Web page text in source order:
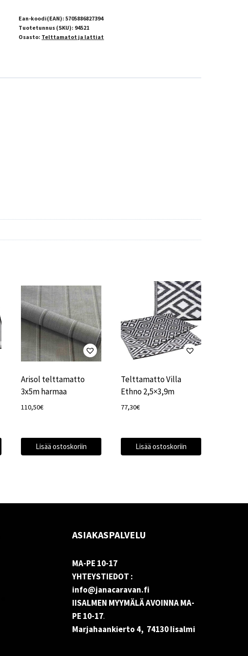
Ean-koodi(EAN):5705886827394
Tuotetunnus (SKU): 94521
Osasto: Telttamatot ja lattiat
Arisol telttamatto
3x5m harmaa
110,50€
Lisää ostoskoriin
Telttamatto Villa
Ethno 2,5×3,9m
77,30€
Lisää ostoskoriin
ASIAKASPALVELU
MA-PE 10-17
YHTEYSTIEDOT :
info@janacaravan.fi
IISALMEN MYYMÄLÄ AVOINNA MA-
PE 10-17.
Marjahaankierto 4, 74130 Iisalmi